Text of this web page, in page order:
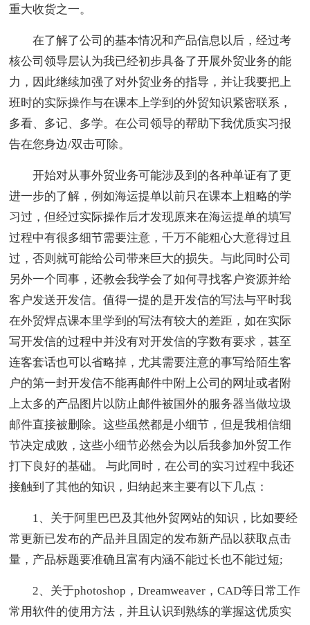
重大收货之一。
在了解了公司的基本情况和产品信息以后，经过考
核公司领导层认为我已经初步具备了开展外贸业务的能
力，因此继续加强了对外贸业务的指导，并让我要把上
班时的实际操作与在课本上学到的外贸知识紧密联系，
多看、多记、多学。在公司领导的帮助下我优质实习报
告在您身边/双击可除。
开始对从事外贸业务可能涉及到的各种单证有了更
进一步的了解，例如海运提单以前只在课本上粗略的学
习过，但经过实际操作后才发现原来在海运提单的填写
过程中有很多细节需要注意，千万不能粗心大意得过且
过，否则就可能给公司带来巨大的损失。与此同时公司
另外一个同事，还教会我学会了如何寻找客户资源并给
客户发送开发信。值得一提的是开发信的写法与平时我
在外贸焊点课本里学到的写法有较大的差距，如在实际
写开发信的过程中并没有对开发信的字数有要求，甚至
连客套话也可以省略掉，尤其需要注意的事写给陌生客
户的第一封开发信不能再邮件中附上公司的网址或者附
上太多的产品图片以防止邮件被国外的服务器当做垃圾
邮件直接被删除。这些虽然都是小细节，但是我相信细
节决定成败，这些小细节必然会为以后我参加外贸工作
打下良好的基础。 与此同时，在公司的实习过程中我还
接触到了其他的知识，归纳起来主要有以下几点：
1、关于阿里巴巴及其他外贸网站的知识，比如要经
常更新已发布的产品并且固定的发布新产品以获取点击
量，产品标题要准确且富有内涵不能过长也不能过短;
2、关于photoshop，Dreamweaver，CAD等日常工作
常用软件的使用方法，并且认识到熟练的掌握这优质实